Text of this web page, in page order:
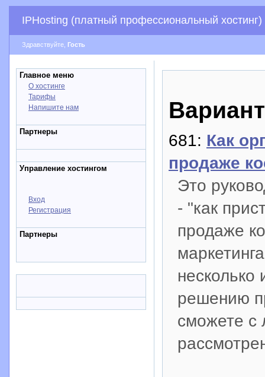
IPHosting (платный профессиональный хостинг)
Здравствуйте, Гость
Главное меню
О хостинге
Тарифы
Напишите нам
Партнеры
Управление хостингом
Вход
Регистрация
Партнеры
681: Как
продаже
Это
- "как
продаже
решению
сможете с